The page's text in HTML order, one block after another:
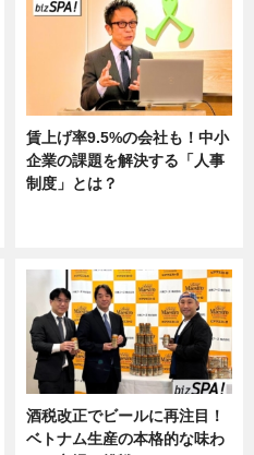
賃上げ率9.5%の会社も！中小
企業の課題を解決する「人事
制度」とは？
酒税改正でビールに再注目！
ベトナム生産の本格的な味わ